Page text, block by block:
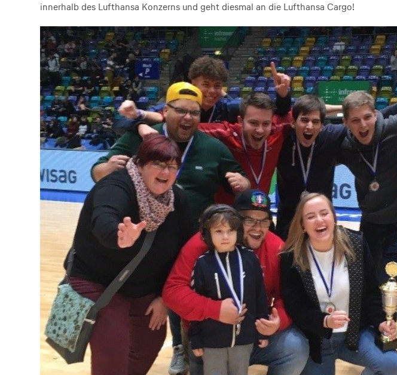
innerhalb des Lufthansa Konzerns und geht diesmal an die Lufthansa Cargo!